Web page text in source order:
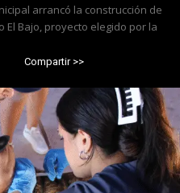
arrancó la construcción de
Bajo, proyecto elegido por la
Compartir >>